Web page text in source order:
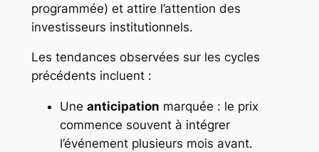
programmée) et attire l’attention des
investisseurs institutionnels.
Les tendances observées sur les cycles
précédents incluent :
Une anticipation marquée : le prix
commence souvent à intégrer
l’événement plusieurs mois avant.